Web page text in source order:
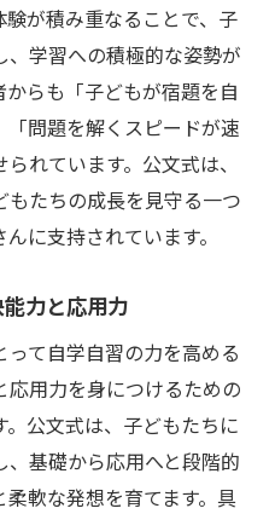
が積み重なることで、子
、学習への積極的な姿勢が
らも「子どもが宿題を自
問題を解くスピードが速
れています。公文式は、
たちの成長を見守る一つ
に支持されています。
力と応用力
て自学自習の力を高める
用力を身につけるための
公文式は、子どもたちに
基礎から応用へと段階的
軟な発想を育てます。具